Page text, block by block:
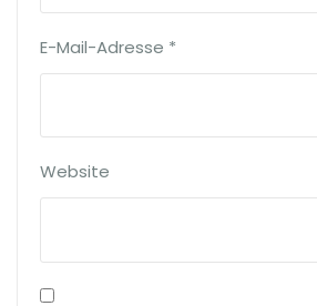
E-Mail-Adresse *
Website